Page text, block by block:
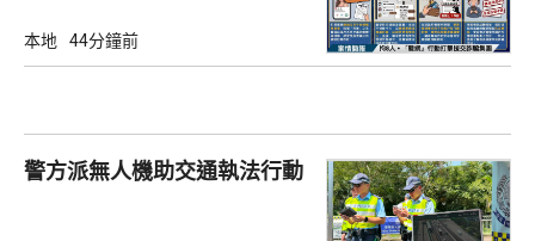
本地 44分鐘前
警方派無人機助交通執法行動